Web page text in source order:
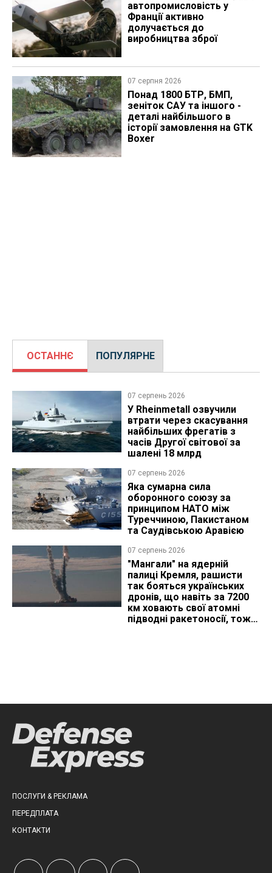
автопромисловість у
Франції активно
долучається до
виробництва зброї
07 серпня 2026
Понад 1800 БТР, БМП,
зеніток САУ та іншого -
деталі найбільшого в
історії замовлення на GTK
Boxer
ОСТАННЄ ПОПУЛЯРНЕ
07 серпень 2026
У Rheinmetall озвучили
втрати через скасування
найбільших фрегатів з
часів Другої світової за
шалені 18 млрд
07 серпень 2026
Яка сумарна сила
оборонного союзу за
принципом НАТО між
Туреччиною, Пакистаном
та Саудівською Аравією
07 серпень 2026
"Мангали" на ядерній
палиці Кремля, рашисти
так бояться українських
дронів, що навіть за 7200
км ховають свої атомні
підводні ракетоносії, тож
ПОСЛУГИ & РЕКЛАМА
ПЕРЕДПЛАТА
КОНТАКТИ